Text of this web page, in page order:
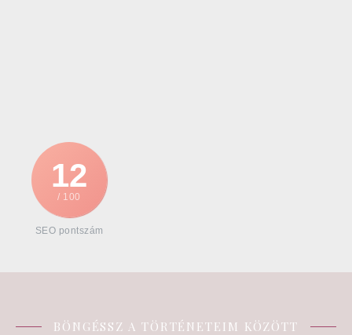
12
/ 100
SEO pontszám
BÖNGÉSSZ A TÖRTÉNETEIM KÖZÖTT